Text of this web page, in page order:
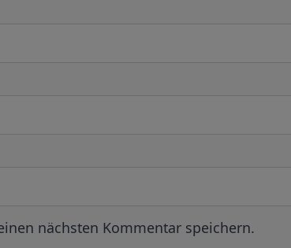
nächsten Kommentar speichern.